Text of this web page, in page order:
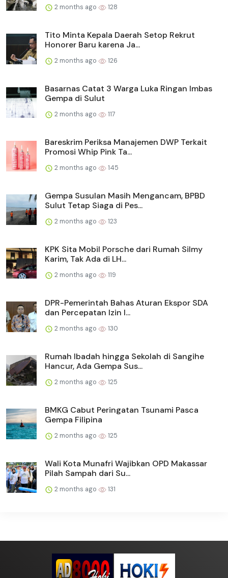
2 months ago 128
Tito Minta Kepala Daerah Setop Rekrut
Honorer Baru karena Ja...
2 months ago 126
Basarnas Catat 3 Warga Luka Ringan Imbas
Gempa di Sulut
2 months ago 117
Bareskrim Periksa Manajemen DWP Terkait
Promosi Whip Pink Ta...
2 months ago 145
Gempa Susulan Masih Mengancam, BPBD
Sulut Tetap Siaga di Pes...
2 months ago 123
KPK Sita Mobil Porsche dari Rumah Silmy
Karim, Tak Ada di LH...
2 months ago 119
DPR-Pemerintah Bahas Aturan Ekspor SDA
dan Percepatan Izin I...
2 months ago 130
Rumah Ibadah hingga Sekolah di Sangihe
Hancur, Ada Gempa Sus...
2 months ago 125
BMKG Cabut Peringatan Tsunami Pasca
Gempa Filipina
2 months ago 125
Wali Kota Munafri Wajibkan OPD Makassar
Pilah Sampah dari Su...
2 months ago 131